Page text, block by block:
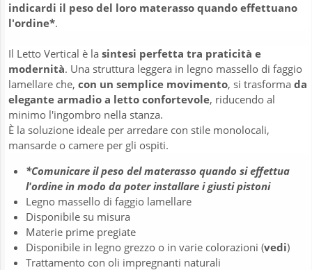
indicardi il peso del loro materasso quando effettuano
l'ordine*.
Il Letto Vertical è lasintesi perfetta tra praticità e
modernità. Una struttura leggera in legno massello di faggio
lamellare che,con un semplice movimento, si trasformada
elegante armadio a letto confortevole, riducendo al
minimo l'ingombro nella stanza.
È la soluzione ideale per arredare con stile monolocali,
mansarde o camere per gli ospiti.
*Comunicare il peso del materasso quando si effettua
l'ordine in modo da poter installare i giusti pistoni
Legno massello di faggio lamellare
Disponibile su misura
Materie prime pregiate
Disponibile in legno grezzo o in varie colorazioni (vedi)
Trattamento con oli impregnanti naturali